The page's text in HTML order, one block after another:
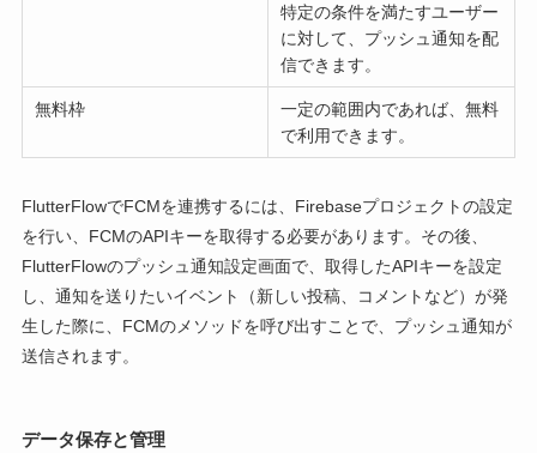
特定の条件を満たすユーザー
に対して、プッシュ通知を配
信できます。
無料枠
一定の範囲内であれば、無料
で利用できます。
FlutterFlowでFCMを連携するには、Firebaseプロジェクトの設定
を行い、FCMのAPIキーを取得する必要があります。その後、
FlutterFlowのプッシュ通知設定画面で、取得したAPIキーを設定
し、通知を送りたいイベント（新しい投稿、コメントなど）が発
生した際に、FCMのメソッドを呼び出すことで、プッシュ通知が
送信されます。
データ保存と管理